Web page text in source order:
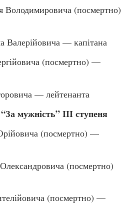
(посмертно)
— капітана
(посмертно) —
— лейтенанта
мужність” ІІІ ступеня
(посмертно) —
(посмертно)
(посмертно) —